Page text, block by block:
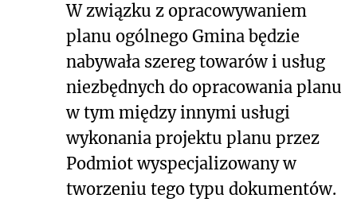
W związku z opracowywaniem
planu ogólnego Gmina będzie
nabywała szereg towarów i usług
niezbędnych do opracowania planu
w tym między innymi usługi
wykonania projektu planu przez
Podmiot wyspecjalizowany w
tworzeniu tego typu dokumentów.